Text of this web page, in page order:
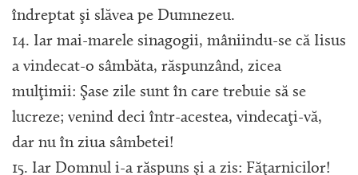
îndreptat şi slăvea pe Dumnezeu.
14. Iar mai-marele sinagogii, mâniindu-se că Iisus
a vindecat-o sâmbăta, răspunzând, zicea
mulţimii: Şase zile sunt în care trebuie să se
lucreze; venind deci într-acestea, vindecaţi-vă,
dar nu în ziua sâmbetei!
15. Iar Domnul i-a răspuns şi a zis: Făţarnicilor!